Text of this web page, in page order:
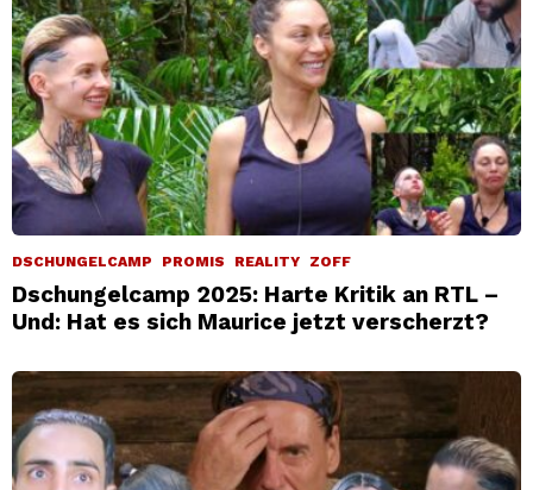
DSCHUNGELCAMP PROMIS REALITY ZOFF
Dschungelcamp 2025: Harte Kritik an RTL –
Und: Hat es sich Maurice jetzt verscherzt?